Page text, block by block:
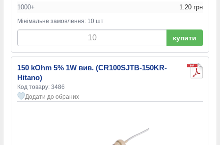
1000+
1.20 грн
Мінімальне замовлення: 10 шт
купити
150 kOhm 5% 1W вив. (CR100SJTB-150KR-
Hitano)
Код товару: 3486
Додати до обраних